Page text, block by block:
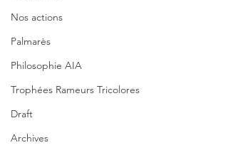
Nos actions
Palmarès
Philosophie AIA
Trophées Rameurs Tricolores
Draft
Archives